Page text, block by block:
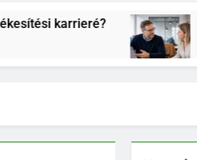
A mentor
1 Nap Ezelőtt